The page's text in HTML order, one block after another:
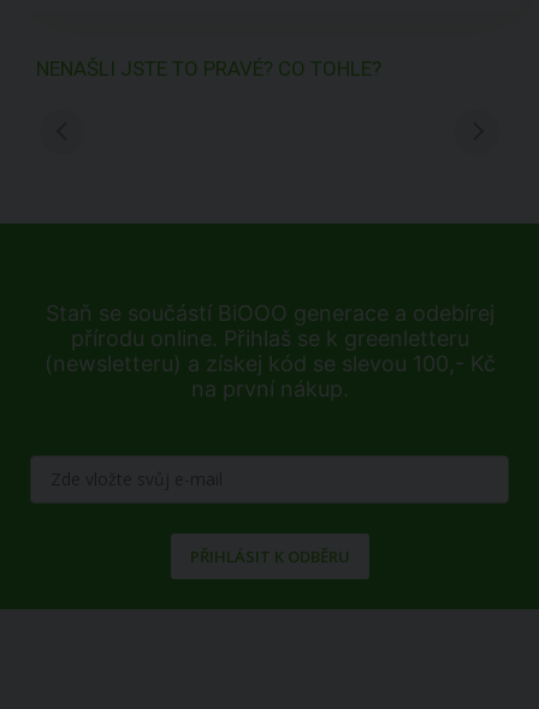
NENAŠLI JSTE TO PRAVÉ? CO TOHLE?
Staň se součástí BiOOO generace a odebírej
přírodu online. Přihlaš se k greenletteru
(newsletteru) a získej kód se slevou 100,- Kč
na první nákup.
PŘIHLÁSIT K ODBĚRU